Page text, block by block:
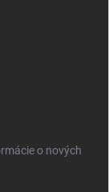
o nových